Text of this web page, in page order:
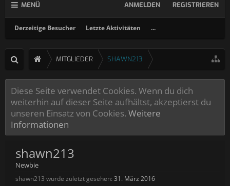
MENÜ
Derzeitige Besucher Letzte Aktivitäten ...
ANMELDEN REGISTRIEREN
MITGLIEDER SHAWN213
Diese Seite verwendet Cookies. Wenn du dich
weiterhin auf dieser Seite aufhältst, akzeptierst du
unseren Einsatz von Cookies. Weitere
Informationen
shawn213
Newbie
shawn213 wurde zuletzt gesehen: 31. März 2016